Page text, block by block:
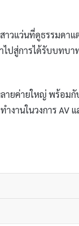
วแว่นที่ดูธรรมดาแ
ไปสู่การได้รับบทบา
ลายค่ายใหญ่ พร้อมกั
งานในวงการ AV แ